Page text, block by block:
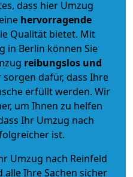
dass hier Umzug
hervorragende
Qualität bietet. Mit
in Berlin können Sie
reibungslos und
dafür, dass Ihre
erfüllt werden. Wir
um Ihnen zu helfen
Ihr Umzug nach
ist.
Umzug nach Reinfeld
Ihre Sachen sicher